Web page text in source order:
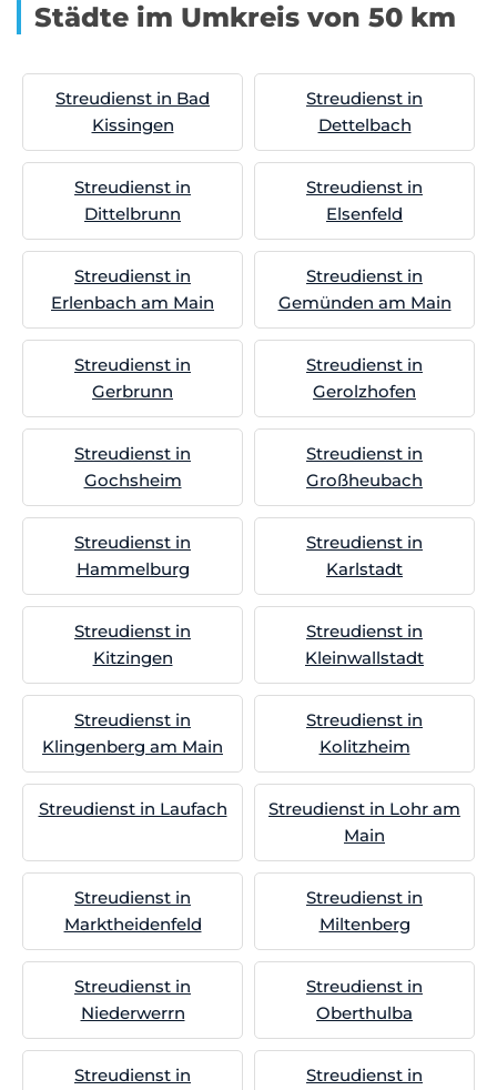
Städte im Umkreis von 50 km
Streudienst in Bad
Kissingen
Streudienst in
Dettelbach
Streudienst in
Dittelbrunn
Streudienst in
Elsenfeld
Streudienst in
Erlenbach am Main
Streudienst in
Gemünden am Main
Streudienst in
Gerbrunn
Streudienst in
Gerolzhofen
Streudienst in
Gochsheim
Streudienst in
Großheubach
Streudienst in
Hammelburg
Streudienst in
Karlstadt
Streudienst in
Kitzingen
Streudienst in
Kleinwallstadt
Streudienst in
Klingenberg am Main
Streudienst in
Kolitzheim
Streudienst in Laufach
Streudienst in Lohr am
Main
Streudienst in
Marktheidenfeld
Streudienst in
Miltenberg
Streudienst in
Niederwerrn
Streudienst in
Oberthulba
Streudienst in
Streudienst in